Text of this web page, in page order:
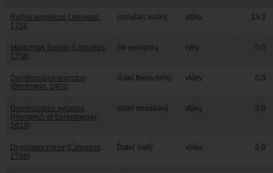
Rallus aquaticus Linnaeus,
1758
chriašteľ vodný vtáky 13,3
Misgurnus fossilis (Linnaeus,
1758)
čík európsky ryby 0,0
Dendrocopos leucotos
(Bechstein, 1803)
ďateľ bielochrbtý vtáky 0,0
Dendrocopos syriacus
(Hemprich et Ehrenberger,
1833)
ďateľ hnedkavý vtáky 0,0
Dryobates minor (Linnaeus,
1758)
Ďateľ malý vtáky 0,0